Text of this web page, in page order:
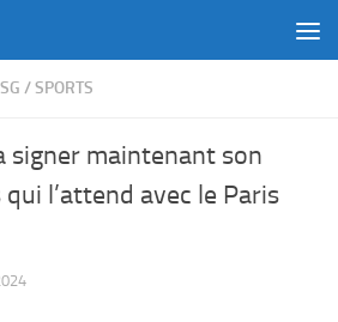
/SPORTS
signer maintenant son
l’attend avec le Paris